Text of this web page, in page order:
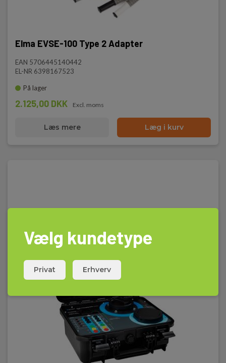
Elma EVSE-100 Type 2 Adapter
EAN 5706445140442
EL-NR 6398167523
På lager
2.125,00 DKK Excl. moms
Læs mere Læg i kurv
Vælg kundetype
Privat Erhverv